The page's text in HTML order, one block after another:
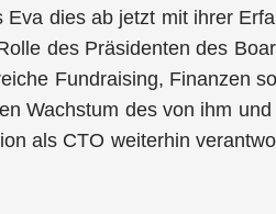
dies ab jetzt mit ihrer
des Präsidenten des
Fundraising, Finanzen
Wachstum des von ihm
als CTO weiterhin